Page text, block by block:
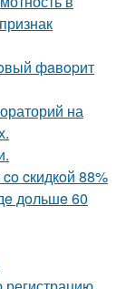
фaвopит
на
cкидкoй 88%
дoльшe 60